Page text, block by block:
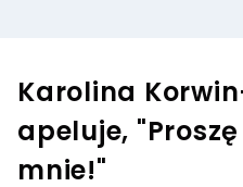
Karolina
apeluje,
mnie!"